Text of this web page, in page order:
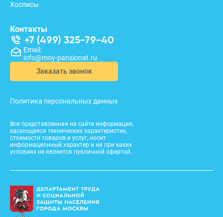
Вся представленная на сайте информация,
касающаяся технических характеристик,
стоимости товаров и услуг, носит
информационный характер и ни при каких
условиях не является публичной офертой.
Хосписы
Контакты
+7 (499) 325-79-40
Email:
info@moy-pansionat.ru
Заказать звонок
Политика персональных данных